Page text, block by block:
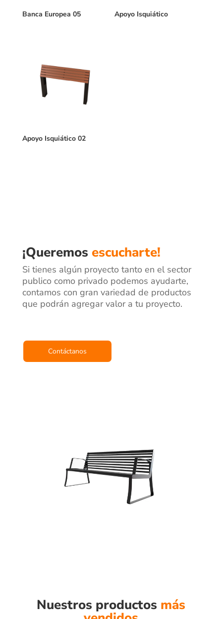
Banca Europea 05 Apoyo Isquiático
Apoyo Isquiático 02
¡Queremos escucharte!
Si tienes algún proyecto tanto en el sector
publico como privado podemos ayudarte,
contamos con gran variedad de productos
que podrán agregar valor a tu proyecto.
Contáctanos
Nuestros productos más